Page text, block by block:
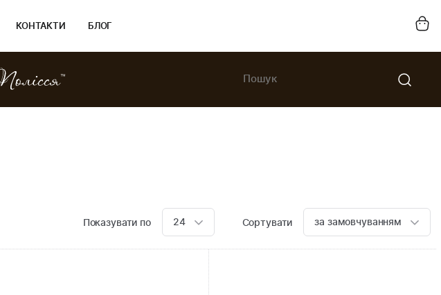
КОНТАКТИ БЛОГ
Показувати по 24 Сортувати за замовчуванням